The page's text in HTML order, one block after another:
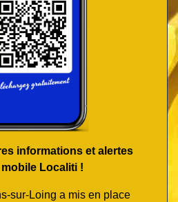
informations et alertes
Localiti !
sur-Loing a mis en place